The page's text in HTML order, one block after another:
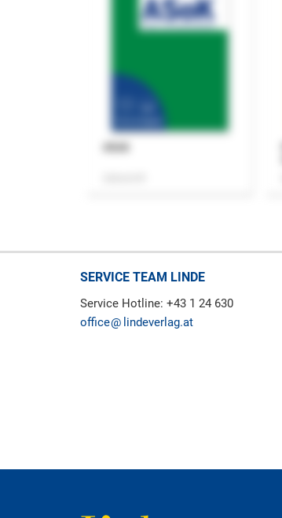
SERVICE TEAM LINDE
Service Hotline: +43 1 24 630
office
lindeverlag.at